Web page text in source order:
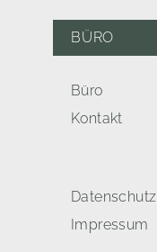
BÜRO
Büro
Kontakt
Datenschutz
Impressum